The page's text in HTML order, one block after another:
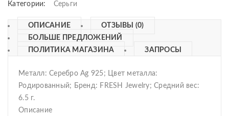
Категории: Серьги
ОПИСАНИЕ
ОТЗЫВЫ (0)
БОЛЬШЕ ПРЕДЛОЖЕНИЙ
ПОЛИТИКА МАГАЗИНА
ЗАПРОСЫ
Металл: Серебро Ag 925; Цвет металла:
Родированный; Бренд: FRESH Jewelry; Средний вес:
6.5 г.
Описание